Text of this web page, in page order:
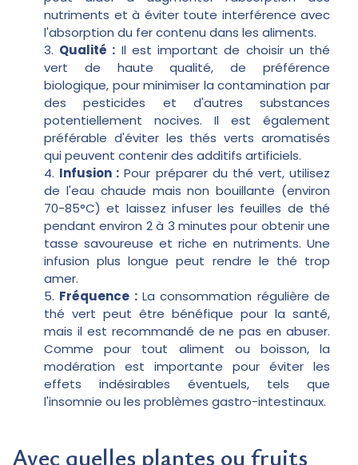
nutriments et à éviter toute interférence avec
l'absorption du fer contenu dans les aliments.
Qualité : Il est important de choisir un thé
vert de haute qualité, de préférence
biologique, pour minimiser la contamination par
des pesticides et d'autres substances
potentiellement nocives. Il est également
préférable d'éviter les thés verts aromatisés
qui peuvent contenir des additifs artificiels.
Infusion : Pour préparer du thé vert, utilisez
de l'eau chaude mais non bouillante (environ
70-85°C) et laissez infuser les feuilles de thé
pendant environ 2 à 3 minutes pour obtenir une
tasse savoureuse et riche en nutriments. Une
infusion plus longue peut rendre le thé trop
amer.
Fréquence :La consommation régulière de
thé vert peut être bénéfique pour la santé,
mais il est recommandé de ne pas en abuser.
Comme pour tout aliment ou boisson, la
modération est importante pour éviter les
effets indésirables éventuels, tels que
l'insomnie ou les problèmes gastro-intestinaux.
Avec quelles plantes ou fruits